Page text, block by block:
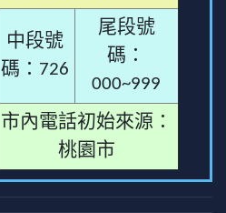
中段號
碼：726
尾段號
碼：
000~999
市內電話初始來源：
桃園市